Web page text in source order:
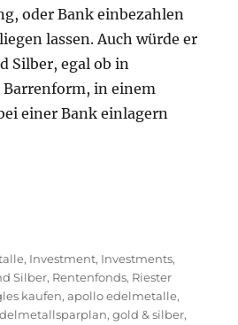
oder Bank einbezahlen
lassen. Auch würde er
Silber, egal ob in
in einem
einer Bank einlagern
bietet als erster einen
, Investment, Investments,
Silber, Rentenfonds, Riester
kaufen,apollo edelmetalle,
,gold & silber,